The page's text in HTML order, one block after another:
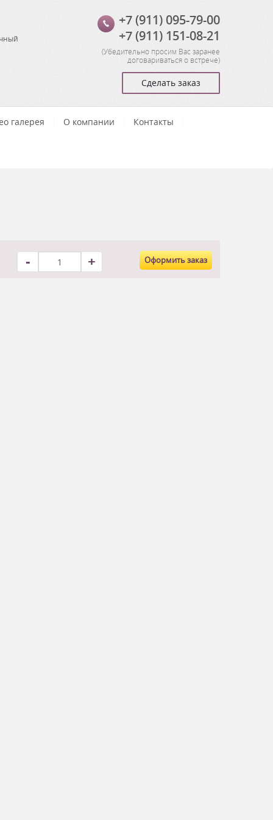
+7 (911) 095-79-00
+7 (911) 151-08-21
(Убедительно просим Вас заранее
договариваться о встрече)
Сделать заказ
галерея О компании Контакты
- + Оформить заказ